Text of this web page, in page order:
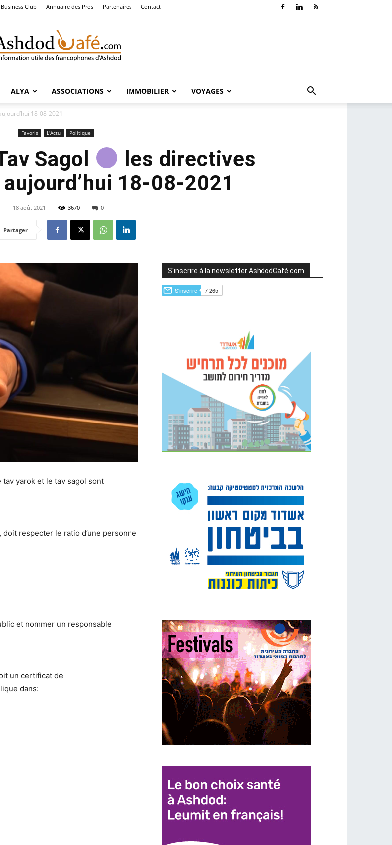
Business Club Annuaire des Pros Partenaires Contact
Café
ALYA ASSOCIATIONS IMMOBILIER VOYAGES
18-08-2021
Favoris L'Actu Politique
Sagol
les directives
18-08-2021
18 août 2021 3670 0
Partager
tav yarok et le tav sagol sont
respecter le ratio d’une personne
et nommer un responsable
un certificat de
dans:
S'inscrire à la newsletter AshdodCafé.com